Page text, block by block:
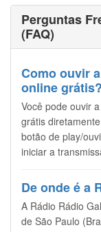
Perguntas
(FAQ)
Como ouvir
online grátis?
Você pode ouvir
grátis
botão de play/
iniciar a
De onde é a
A Rádio Rádio
de São Paulo